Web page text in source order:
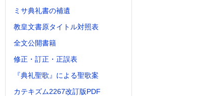
ミサ典礼書の補遺
教皇文書原タイトル対照表
全文公開書籍
修正・訂正・正誤表
『典礼聖歌』による聖歌案
カテキズム2267改訂版PDF